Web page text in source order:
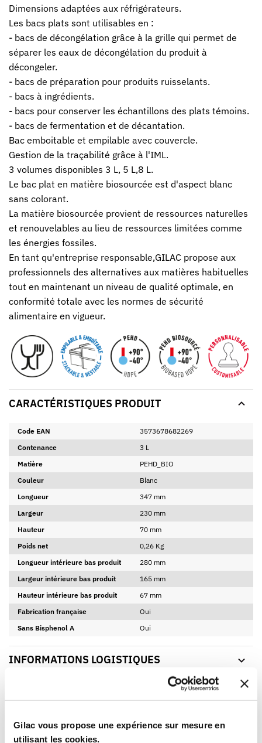
Gilac vous propose une expérience sur mesure en
utilisant les cookies.
Dimensions adaptées aux réfrigérateurs.
Les bacs plats sont utilisables en :
- bacs de décongélation grâce à la grille qui permet de
séparer les eaux de décongélation du produit à
décongeler.
- bacs de préparation pour produits ruisselants.
- bacs à ingrédients.
- bacs pour conserver les échantillons des plats témoins.
- bacs de fermentation et de décantation.
Bac emboitable et empilable avec couvercle.
Gestion de la traçabilité grâce à l'IML.
3 volumes disponibles 3 L, 5 L,8 L.
Le bac plat en matière biosourcée est d'aspect blanc
sans colorant.
La matière biosourcée provient de ressources naturelles
et renouvelables au lieu de ressources limitées comme
les énergies fossiles.
En tant qu'entreprise responsable,GILAC propose aux
professionnels des alternatives aux matières habituelles
tout en maintenant un niveau de qualité optimale, en
conformité totale avec les normes de sécurité
alimentaire en vigueur.
CARACTÉRISTIQUES PRODUIT
Code EAN
3573678682269
Contenance
3 L
Matière
PEHD_BIO
Couleur
Blanc
Longueur
347 mm
Largeur
230 mm
Hauteur
70 mm
Poids net
0,26 Kg
Longueur intérieure bas produit
280 mm
Largeur intérieure bas produit
165 mm
Hauteur intérieure bas produit
67 mm
Fabrication française
Oui
Sans Bisphenol A
Oui
INFORMATIONS LOGISTIQUES
FICHE ET CERTIFICAT TELECHARGEABLES
FICHE TECHNIQUE